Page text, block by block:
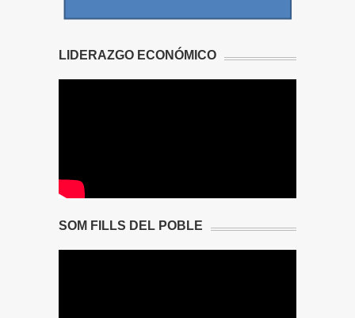
LIDERAZGO ECONÓMICO
SOM FILLS DEL POBLE